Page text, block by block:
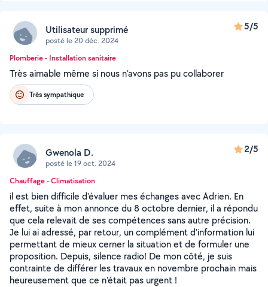
Utilisateur supprimé
posté le 20 déc. 2024
5/5
Plomberie - Installation sanitaire
Très aimable même si nous n’avons pas pu collaborer
Très sympathique
Gwenola D.
posté le 19 oct. 2024
2/5
Chauffage - Climatisation
il est bien difficile d'évaluer mes échanges avec Adrien. En
effet, suite à mon annonce du 8 octobre dernier, il a répondu
que cela relevait de ses compétences sans autre précision.
Je lui ai adressé, par retour, un complément d'information lui
permettant de mieux cerner la situation et de formuler une
proposition. Depuis, silence radio! De mon côté, je suis
contrainte de différer les travaux en novembre prochain mais
heureusement que ce n'était pas urgent !